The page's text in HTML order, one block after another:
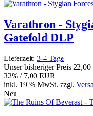
Varathron -
Gatefold DLP
Lieferzeit: 3-4 Tage
Unser bisheriger Preis 22,00
32% / 7,00 EUR
inkl. 19 % MwSt. zzgl.
Neu